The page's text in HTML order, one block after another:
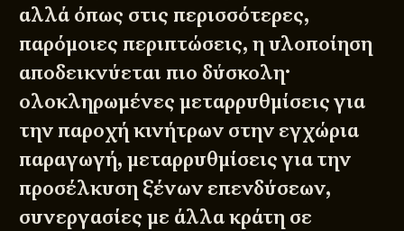
αλλά όπως στις περισσότερες,
παρόμοιες περιπτώσεις, η υλοποίηση
αποδεικνύεται πιο δύσκολη·
ολοκληρωμένες μεταρρυθμίσεις για
την παροχή κινήτρων στην εγχώρια
παραγωγή, μεταρρυθμίσεις για την
προσέλκυση ξένων επενδύσεων,
συνεργασίες με άλλα κράτη σε